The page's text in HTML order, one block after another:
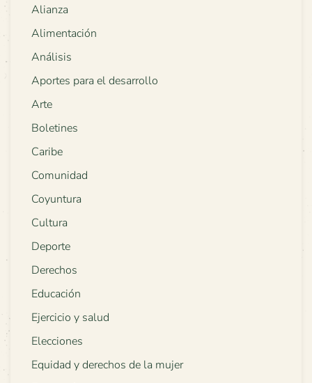
Alianza
Alimentación
Análisis
Aportes para el desarrollo
Arte
Boletines
Caribe
Comunidad
Coyuntura
Cultura
Deporte
Derechos
Educación
Ejercicio y salud
Elecciones
Equidad y derechos de la mujer